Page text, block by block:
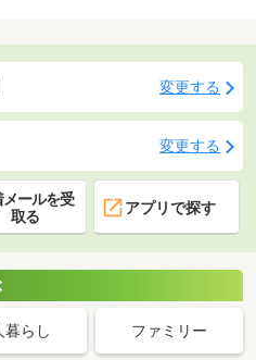
変更する
変更する
メールを受
取る
アプリで探す
暮らし ファミリー